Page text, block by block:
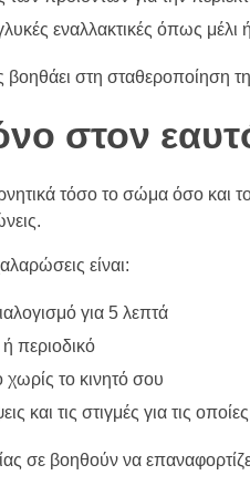
εναλλακτικές όπως μέλι
στη σταθεροποίηση
στον
τόσο το σώμα όσο και
είναι:
για 5 λεπτά
περιοδικό
χωρίς το κινητό σου
και τις στιγμές για τις
σε βοηθούν να